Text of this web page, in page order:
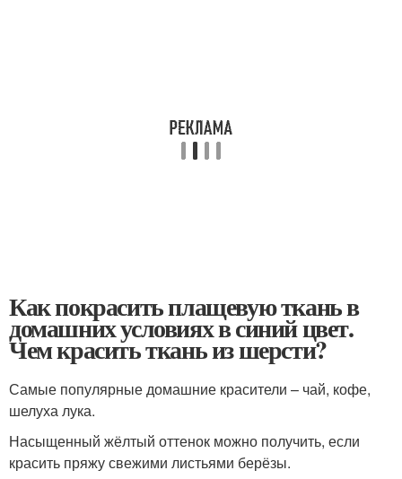
Как покрасить плащевую ткань в
домашних условиях в синий цвет.
Чем красить ткань из шерсти?
Самые популярные домашние красители – чай, кофе,
шелуха лука.
Насыщенный жёлтый оттенок можно получить, если
красить пряжу свежими листьями берёзы.